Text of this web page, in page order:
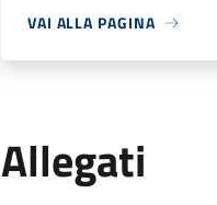
VAI ALLA PAGINA
Allegati